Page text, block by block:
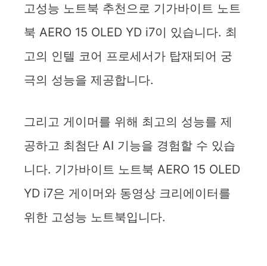
고성능 노트북 추천으로 기가바이트 노트
북 AERO 15 OLED YD i7이 있습니다. 최
고의 인텔 코어 프로세서가 탑재되어 궁
극의 성능을 제공합니다.
그리고 게이머를 위해 최고의 성능를 제
공하고 최첨단 AI 기능을 경험할 수 있습
니다. 기가바이트 노트북 AERO 15 OLED
YD i7은 게이머와 동영상 크리에이터를
위한 고성능 노트북입니다.